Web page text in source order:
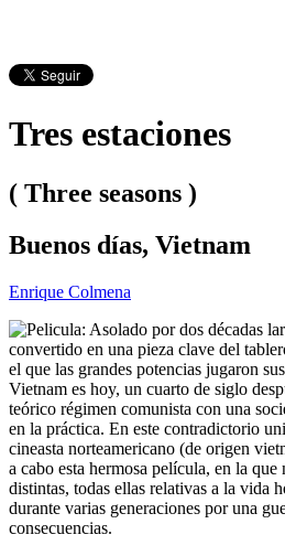
Tres estaciones
( Three seasons )
Buenos días, Vietnam
Enrique Colmena
Asolado por dos décadas
convertido en una pieza clave del
el que las grandes potencias jugaron
Vietnam es hoy, un cuarto de siglo
teórico régimen comunista con una
en la práctica. En este contradictorio
cineasta norteamericano (de origen
a cabo esta hermosa película, en la
distintas, todas ellas relativas a la vida
durante varias generaciones por una
consecuencias.